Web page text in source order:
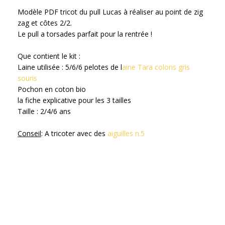
Modèle PDF tricot du pull Lucas à réaliser au point de zig
zag et côtes 2/2.
Le pull a torsades parfait pour la rentrée !
Que contient le kit :
Laine utilisée : 5/6/6 pelotes de laine Tara coloris gris
souris
Pochon en coton bio
la fiche explicative pour les 3 tailles
Taille : 2/4/6 ans
Conseil: A tricoter avec des aiguilles n.5